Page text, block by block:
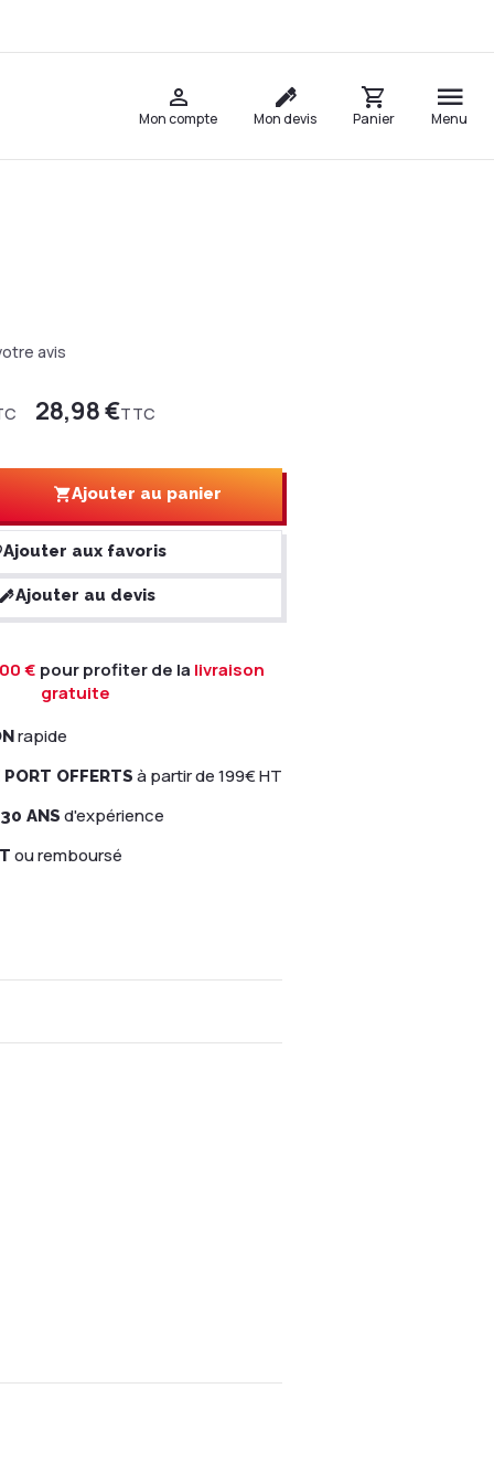
Mon compte Mon devis Panier Menu
avis
28,98 €TTC
Ajouter au panier
Ajouter aux favoris
Ajouter au devis
€ pour profiter de la livraison
gratuite
rapide
PORT OFFERTS à partir de 199€ HT
ANS d'expérience
ou remboursé